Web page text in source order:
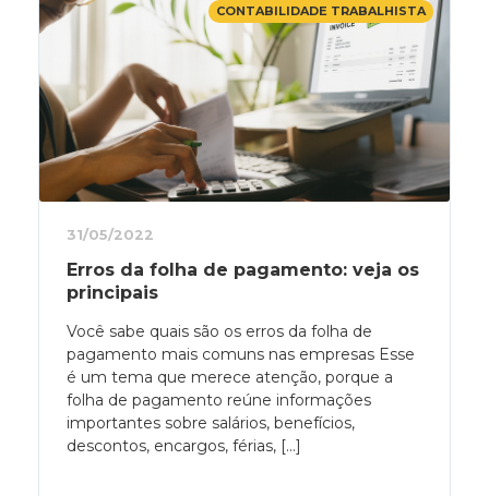
CONTABILIDADE TRABALHISTA
31/05/2022
Erros da folha de pagamento: veja os
principais
Você sabe quais são os erros da folha de
pagamento mais comuns nas empresas Esse
é um tema que merece atenção, porque a
folha de pagamento reúne informações
importantes sobre salários, benefícios,
descontos, encargos, férias, [...]